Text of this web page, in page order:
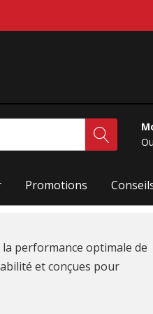
Promotions
performance optimale de
et conçues pour